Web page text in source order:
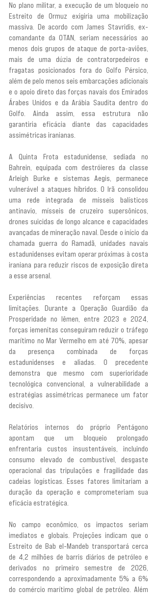
No plano militar, a execução de um bloqueio no
Estreito de Ormuz exigiria uma mobilização
massiva. De acordo com James Stavridis, ex-
comandante da OTAN, seriam necessários ao
menos dois grupos de ataque de porta-aviões,
mais de uma dúzia de contratorpedeiros e
fragatas posicionados fora do Golfo Pérsico,
além de pelo menos seis embarcações adicionais
e o apoio direto das forças navais dos Emirados
Árabes Unidos e da Arábia Saudita dentro do
Golfo. Ainda assim, essa estrutura não
garantiria eficácia diante das capacidades
assimétricas iranianas.
A Quinta Frota estadunidense, sediada no
Bahrein, equipada com destróieres da classe
Arleigh Burke e sistemas Aegis, permanece
vulnerável a ataques híbridos. O Irã consolidou
uma rede integrada de mísseis balísticos
antinavio, mísseis de cruzeiro supersônicos,
drones suicidas de longo alcance e capacidades
avançadas de mineração naval. Desde o início da
chamada guerra do Ramadã, unidades navais
estadunidenses evitam operar próximas à costa
iraniana para reduzir riscos de exposição direta
a esse arsenal.
Experiências recentes reforçam essas
limitações. Durante a Operação Guardião da
Prosperidade no Iêmen, entre 2023 e 2024,
forças iemenitas conseguiram reduzir o tráfego
marítimo no Mar Vermelho em até 70%, apesar
da presença combinada de forças
estadunidenses e aliadas. O precedente
demonstra que mesmo com superioridade
tecnológica convencional, a vulnerabilidade a
estratégias assimétricas permanece um fator
decisivo.
Relatórios internos do próprio Pentágono
apontam que um bloqueio prolongado
enfrentaria custos insustentáveis, incluindo
consumo elevado de combustível, desgaste
operacional das tripulações e fragilidade das
cadeias logísticas. Esses fatores limitariam a
duração da operação e comprometeriam sua
eficácia estratégica.
No campo econômico, os impactos seriam
imediatos e globais. Projeções indicam que o
Estreito de Bab el-Mandeb transportará cerca
de 4,2 milhões de barris diários de petróleo e
derivados no primeiro semestre de 2026,
correspondendo a aproximadamente 5% a 6%
do comércio marítimo global de petróleo. Além